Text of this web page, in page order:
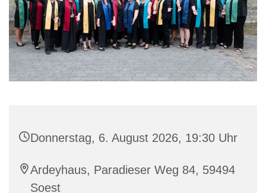
Donnerstag, 6. August 2026, 19:30 Uhr
Ardeyhaus, Paradieser Weg 84, 59494
Soest